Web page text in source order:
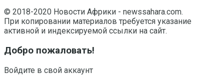
© 2018-2020 Новости Африки - newssahara.com.
При копировании материалов требуется указание
активной и индексируемой ссылки на сайт.
Добро пожаловать!
Войдите в свой аккаунт